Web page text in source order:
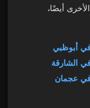
أيضًا،
أبوظبي
الشارقة
في عجمان